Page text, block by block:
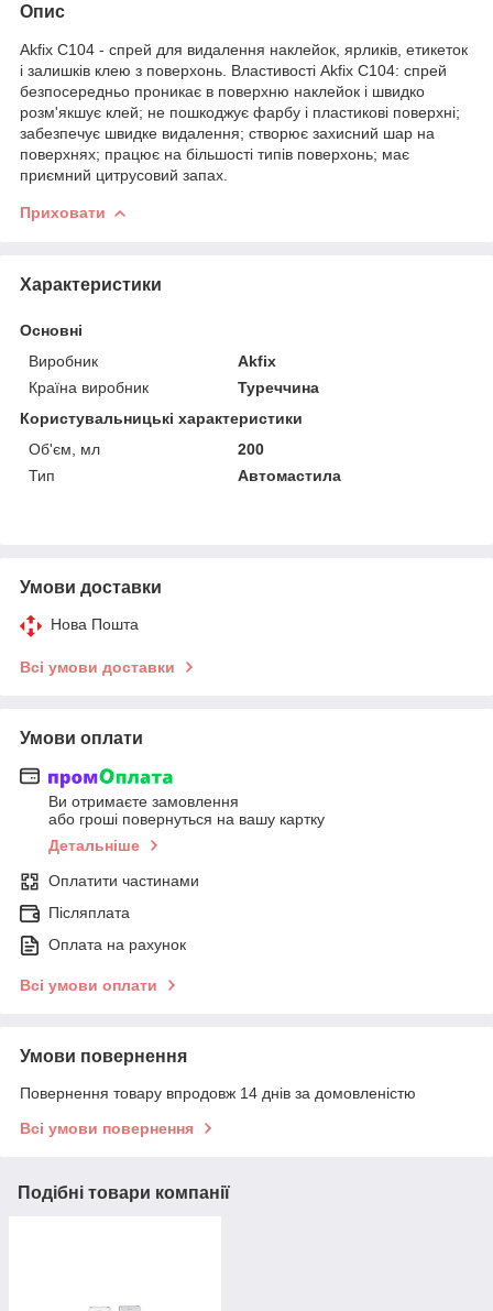
Опис
Akfix C104 - спрей для видалення наклейок, ярликів, етикеток
і залишків клею з поверхонь. Властивості Akfix C104: спрей
безпосередньо проникає в поверхню наклейок і швидко
розм'якшує клей; не пошкоджує фарбу і пластикові поверхні;
забезпечує швидке видалення; створює захисний шар на
поверхнях; працює на більшості типів поверхонь; має
приємний цитрусовий запах.
Приховати
Характеристики
Основні
Виробник
Akfix
Країна виробник
Туреччина
Користувальницькі характеристики
Об'єм, мл
200
Тип
Автомастила
Умови доставки
Нова Пошта
Всі умови доставки
Умови оплати
Ви отримаєте замовлення
або гроші повернуться на вашу картку
Детальніше
Оплатити частинами
Післяплата
Оплата на рахунок
Всі умови оплати
Умови повернення
Повернення товару впродовж 14 днів за домовленістю
Всі умови повернення
Подібні товари компанії